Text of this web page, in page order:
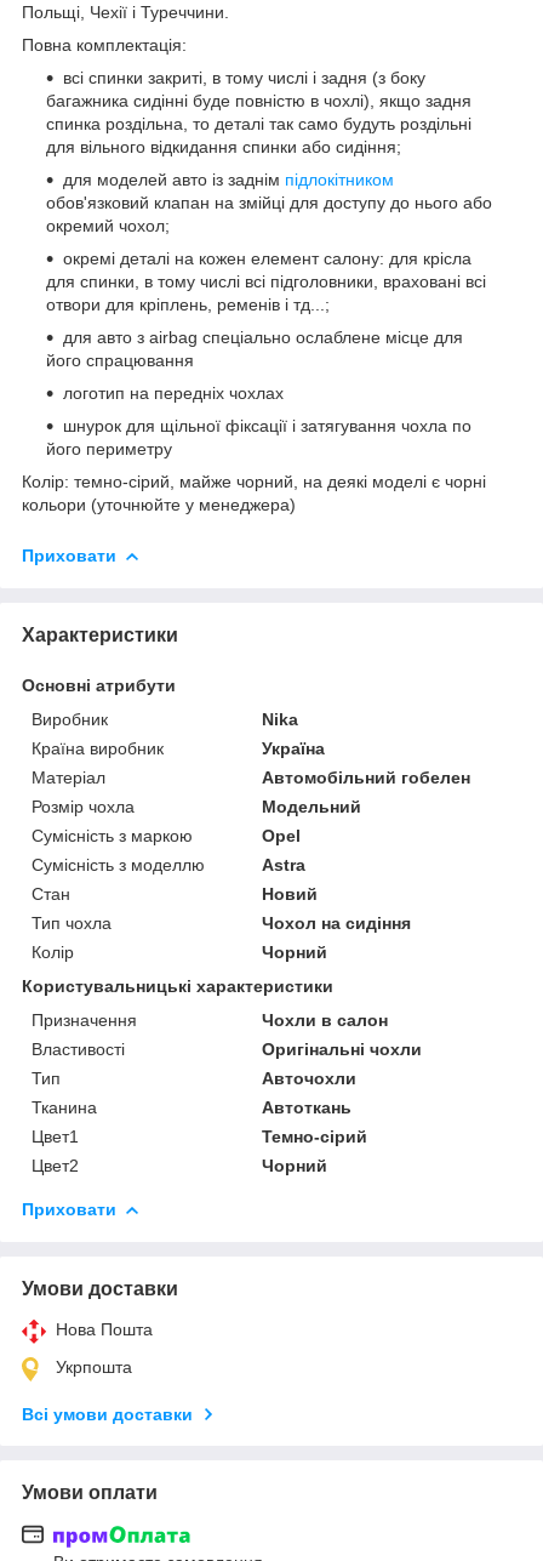
Польщі, Чехії і Туреччини.
Повна комплектація:
всі спинки закриті, в тому числі і задня (з боку
багажника сидінні буде повністю в чохлі), якщо задня
спинка роздільна, то деталі так само будуть роздільні
для вільного відкидання спинки або сидіння;
для моделей авто із заднім підлокітником
обов'язковий клапан на змійці для доступу до нього або
окремий чохол;
окремі деталі на кожен елемент салону: для крісла
для спинки, в тому числі всі підголовники, враховані всі
отвори для кріплень, ременів і тд...;
для авто з airbag спеціально ослаблене місце для
його спрацювання
логотип на передніх чохлах
шнурок для щільної фіксації і затягування чохла по
його периметру
Колір: темно-сірий, майже чорний, на деякі моделі є чорні
кольори (уточнюйте у менеджера)
Приховати
Характеристики
Основні атрибути
Виробник
Nika
Країна виробник
Україна
Матеріал
Автомобільний гобелен
Розмір чохла
Модельний
Сумісність з маркою
Opel
Сумісність з моделлю
Astra
Стан
Новий
Тип чохла
Чохол на сидіння
Колір
Чорний
Користувальницькі характеристики
Призначення
Чохли в салон
Властивості
Оригінальні чохли
Тип
Авточохли
Тканина
Автоткань
Цвет1
Темно-сірий
Цвет2
Чорний
Приховати
Умови доставки
Нова Пошта
Укрпошта
Всі умови доставки
Умови оплати